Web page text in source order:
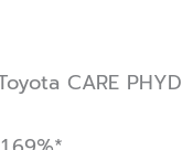
CARE PHYD